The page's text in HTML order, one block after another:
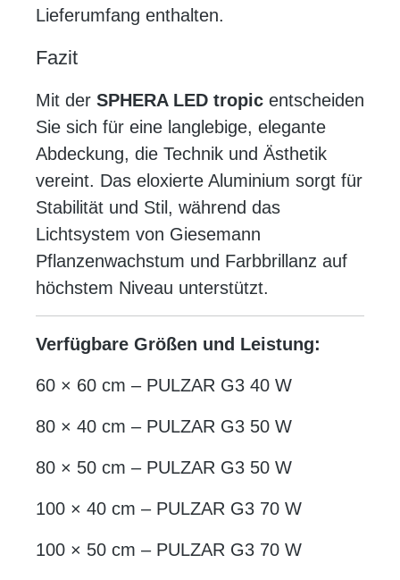
Lieferumfang enthalten.
Fazit
Mit der SPHERA LED tropic entscheiden
Sie sich für eine langlebige, elegante
Abdeckung, die Technik und Ästhetik
vereint. Das eloxierte Aluminium sorgt für
Stabilität und Stil, während das
Lichtsystem von Giesemann
Pflanzenwachstum und Farbbrillanz auf
höchstem Niveau unterstützt.
Verfügbare Größen und Leistung:
60 × 60 cm – PULZAR G3 40 W
80 × 40 cm – PULZAR G3 50 W
80 × 50 cm – PULZAR G3 50 W
100 × 40 cm – PULZAR G3 70 W
100 × 50 cm – PULZAR G3 70 W